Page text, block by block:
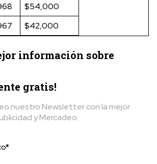
$54,000
$42,000
información sobre
gratis!
nuestro Newsletter con la mejor
y Mercadeo.